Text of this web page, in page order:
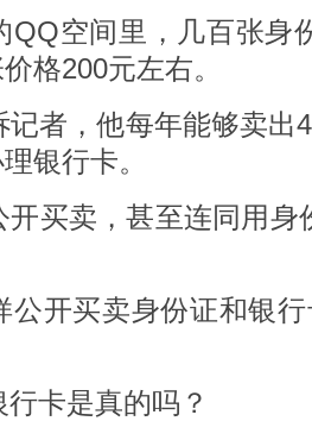
QQ空间里，几百张身
格200元左右。
记者，他每年能够卖出
银行卡。
开买卖，甚至连同用身
公开买卖身份证和银
卡是真的吗？